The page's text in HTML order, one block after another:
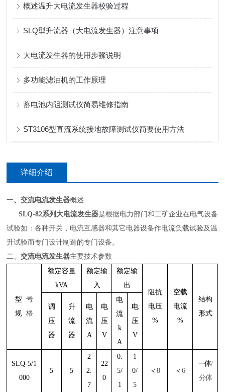
概述温升大电流发生器校验过程
SLQ型升流器（大电流发生器）注意事项
大电流发生器的使用步骤说明
多功能滤油机的工作原理
蓄电池内阻测试仪简易维修指南
ST3106型直流系统接地故障测试仪简要使用方法
详细介绍
一、交流电流发生器概述
SLQ-82系列大电流发生器是根据电力部门和工矿企业在电气设备
试验如：各种开关，电流互感器和其它电器设备作电流负载试验及温
升试验而专门设计制造的专门设备。
二、交流电流发生器主要技术参数
型
号
规 格
额定容量
kVA
额定输
入
额定输
出
阻抗
电压
%
空载
电流
%
结构
形式
调
压
器
升
流
器
电
流
A
电
压
V
电
流
k
A
电
压
V
SLQ-5/1
000
5 5
2
2.
7
22
0
0.
5/
1
1
0/
5
＜8 ＜6
一体/
分体